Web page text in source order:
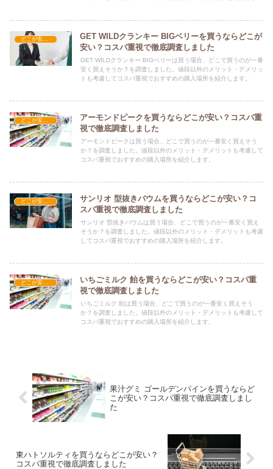
どこが安い？-お菓子・スイーツ・アイス
GET WILDクランキー BIGベリーを買うならどこが
安い？コスパ重視で徹底調査しました
GET WILDクランキー BIGベリーは買う場合、どこで買うのが一番
安く買えそうか？を調査しました。値段以外のメリット・デメリッ
トも考慮してコスパ重視でおすすめの購入場所を紹介します。
どこが安い？-お菓子・スイーツ・アイス
アーモンドピークを買うならどこが安い？コスパ重
視で徹底調査しました
アーモンドピークは買う場合、どこで買うのが一番安く買えそう
か？を調査しました。値段以外のメリット・デメリットも考慮して
コスパ重視でおすすめの購入場所を紹介します。
どこが安い？-お菓子・スイーツ・アイス
サンリオ 型抜きバウムを買うならどこが安い？コ
スパ重視で徹底調査しました
サンリオ 型抜きバウムは買う場合、どこで買うのが一番安く買え
そうか？を調査しました。値段以外のメリット・デメリットも考慮
してコスパ重視でおすすめの購入場所を紹介します。
どこが安い？-お菓子・スイーツ・アイス
いちごミルク 飴を買うならどこが安い？コスパ重
視で徹底調査しました
いちごミルク 飴は買う場合、どこで買うのが一番安く買えそう
か？を調査しました。値段以外のメリット・デメリットも考慮して
コスパ重視でおすすめの購入場所を紹介します。
果汁グミ ゴールデンパインを買うならど
こが安い？コスパ重視で徹底調査しまし
た
東ハトソルティを買うならどこが安い？
コスパ重視で徹底調査しました